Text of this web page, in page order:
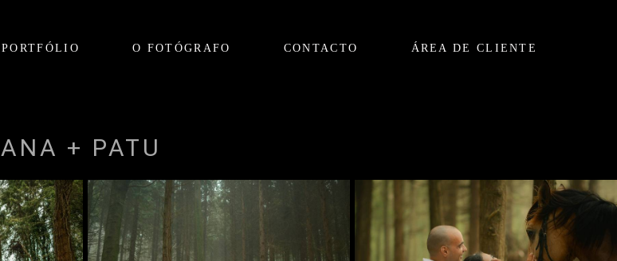
PORTFÓLIO O FOTÓGRAFO CONTACTO ÁREA DE CLIENTE
ANA + PATU